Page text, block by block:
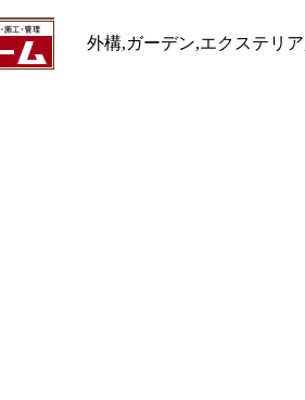
外構,ガーデン,エクステリ